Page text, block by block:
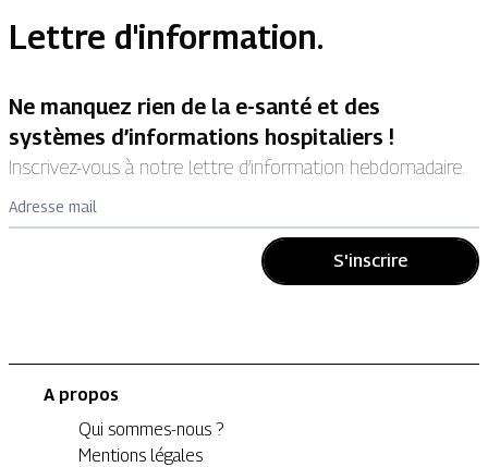
Lettre d'information.
Ne manquez rien de la e-santé et des
systèmes d’informations hospitaliers !
Inscrivez-vous à notre lettre d’information hebdomadaire.
Adresse mail
S'inscrire
A propos
Qui sommes-nous ?
Mentions légales